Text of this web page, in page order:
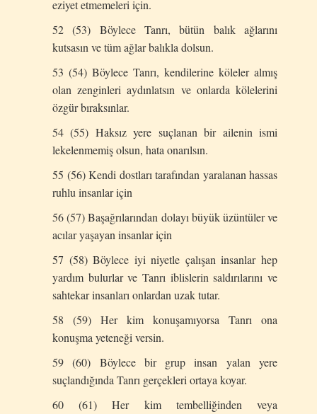
eziyet etmemeleri için.
52 (53) Böylece Tanrı, bütün balık ağlarını
kutsasın ve tüm ağlar balıkla dolsun.
53 (54) Böylece Tanrı, kendilerine köleler almış
olan zenginleri aydınlatsın ve onlarda kölelerini
özgür bıraksınlar.
54 (55) Haksız yere suçlanan bir ailenin ismi
lekelenmemiş olsun, hata onarılsın.
55 (56) Kendi dostları tarafından yaralanan hassas
ruhlu insanlar için
56 (57) Başağrılarından dolayı büyük üzüntüler ve
acılar yaşayan insanlar için
57 (58) Böylece iyi niyetle çalışan insanlar hep
yardım bulurlar ve Tanrı iblislerin saldırılarını ve
sahtekar insanları onlardan uzak tutar.
58 (59) Her kim konuşamıyorsa Tanrı ona
konuşma yeteneği versin.
59 (60) Böylece bir grup insan yalan yere
suçlandığında Tanrı gerçekleri ortaya koyar.
60 (61) Her kim tembelliğinden veya